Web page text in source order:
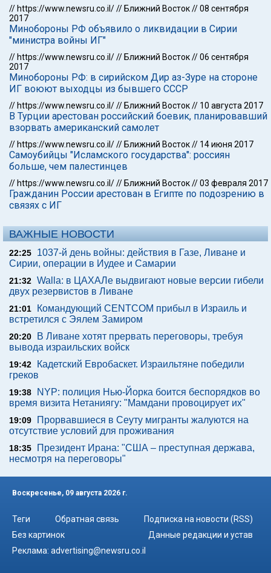
// https://www.newsru.co.il/// Ближний Восток//08 сентября
2017
Минобороны РФ объявило о ликвидации в Сирии
"министра войны ИГ"
// https://www.newsru.co.il/// Ближний Восток//06 сентября
2017
Минобороны РФ: в сирийском Дир аз-Зуре на стороне
ИГ воюют выходцы из бывшего СССР
// https://www.newsru.co.il/// Ближний Восток// 10 августа 2017
В Турции арестован российский боевик, планировавший
взорвать американский самолет
// https://www.newsru.co.il/// Ближний Восток// 14 июня 2017
Самоубийцы "Исламского государства": россиян
больше, чем палестинцев
// https://www.newsru.co.il/// Ближний Восток//03 февраля 2017
Гражданин России арестован в Египте по подозрению в
связях с ИГ
ВАЖНЫЕ НОВОСТИ
22:25
1037-й день войны: действия в Газе, Ливане и
Сирии, операции в Иудее и Самарии
21:32 Walla: в ЦАХАЛе выдвигают новые версии гибели
двух резервистов в Ливане
21:01
Командующий CENTCOM прибыл в Израиль и
встретился с Эялем Замиром
20:20
В Ливане хотят прервать переговоры, требуя
вывода израильских войск
19:42
Кадетский Евробаскет. Израильтяне победили
греков
19:38
NYP: полиция Нью-Йорка боится беспорядков во
время визита Нетаниягу: "Мамдани провоцирует их"
19:09
Прорвавшиеся в Сеуту мигранты жалуются на
отсутствие условий для проживания
18:35
Президент Ирана: "США – преступная держава,
несмотря на переговоры"
Воскресенье, 09 августа 2026 г.
Теги Обратная связь
Подписка на новости (RSS)
Без картинок
Данные редакции и устав
Реклама: advertising@newsru.co.il